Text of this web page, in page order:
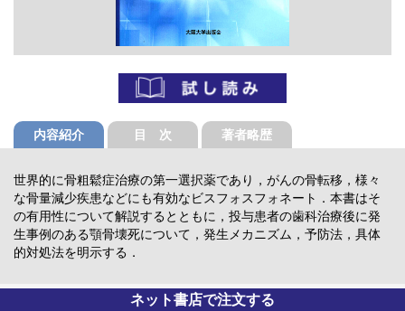
内容紹介 目 次 著者略歴
世界的に骨粗鬆症治療の第一選択薬であり，がんの骨転移，様々
な骨量減少疾患などにも有効なビスフォスフォネート．本書はそ
の有用性について解説するとともに，投与患者の歯科治療後に発
生事例のある顎骨壊死について，発生メカニズム，予防法，具体
的対処法を明示する．
ネット書店で注文する